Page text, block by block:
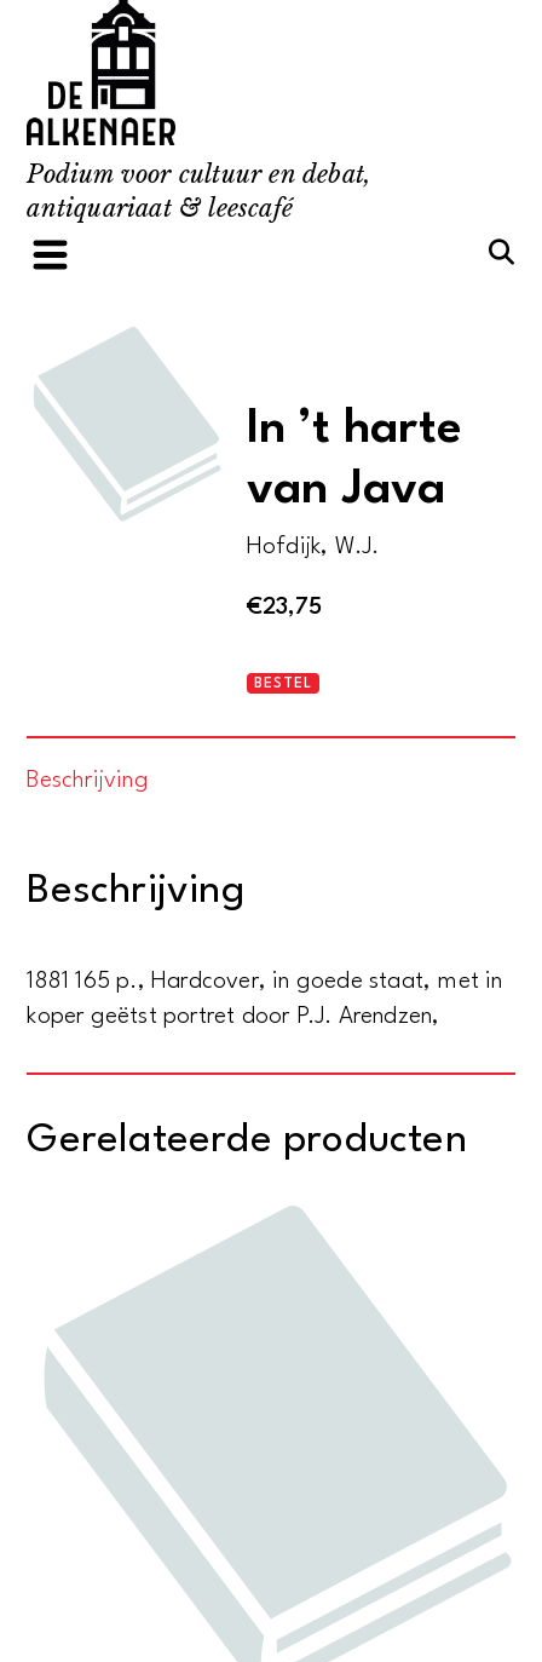
content
Podium voor cultuur en debat,
antiquariaat & leescafé
In ’t harte
van Java
Hofdijk, W.J.
€23,75
InBESTEL
Beschrijving
Beschrijving
1881 165 p., Hardcover, in goede staat, met in
koper geëtst portret door P.J. Arendzen,
Gerelateerde producten